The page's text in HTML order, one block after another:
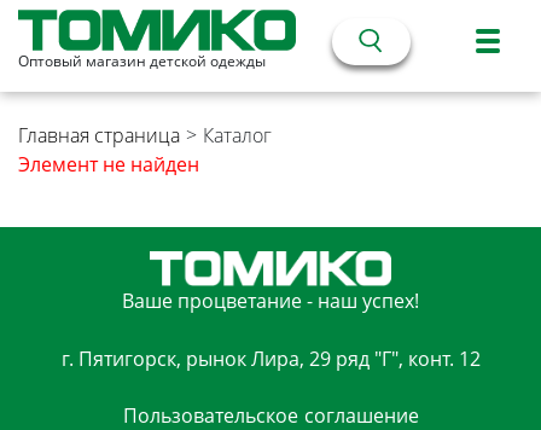
Оптовый магазин детской одежды
Главная страница > Каталог
Элемент не найден
Ваше процветание - наш успех!
г. Пятигорск, рынок Лира, 29 ряд "Г", конт. 12
Пользовательское соглашение